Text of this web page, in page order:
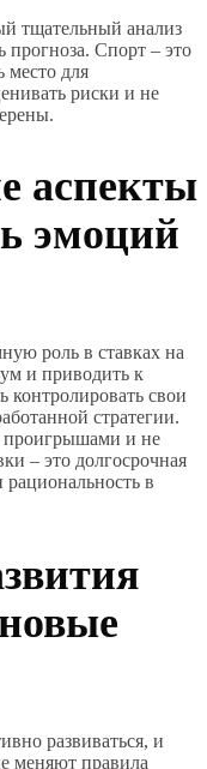
тщательный анализ
прогноза. Спорт – это
место для
риски и не
аспекты
эмоций
роль в ставках на
и приводить к
свои
стратегии.
проигрышами и не
– это долгосрочная
рациональность в
развиваться, и
меняют правила